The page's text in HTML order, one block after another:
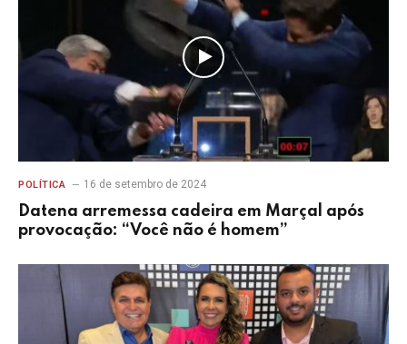
POLÍTICA 16 de setembro de 2024
Datena arremessa cadeira em Marçal após
provocação: “Você não é homem”